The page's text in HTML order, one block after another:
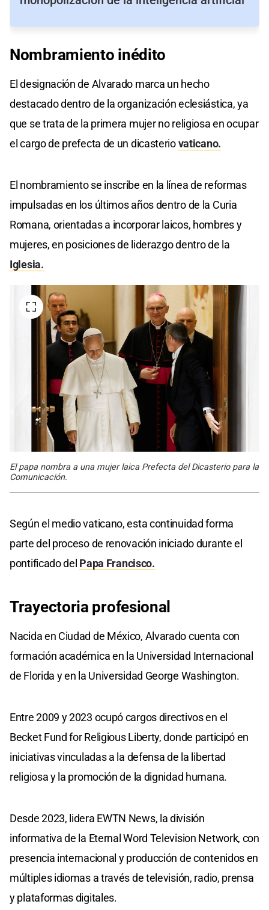
Nombramiento inédito
El designación de Alvarado marca un hecho
destacado dentro de la organización eclesiástica, ya
que se trata de la primera mujer no religiosa en ocupar
el cargo de prefecta de un dicasteriovaticano.
El nombramiento se inscribe en la línea de reformas
impulsadas en los últimos años dentro de la Curia
Romana, orientadas a incorporar laicos, hombres y
mujeres, en posiciones de liderazgo dentro de la
Iglesia.
El papa nombra a una mujer laica Prefecta del Dicasterio para la
Comunicación.
Según el medio vaticano, esta continuidad forma
parte del proceso de renovación iniciado durante el
pontificado del Papa Francisco.
Trayectoria profesional
Nacida en Ciudad de México, Alvarado cuenta con
formación académica en la Universidad Internacional
de Florida y en la Universidad George Washington.
Entre 2009 y 2023 ocupó cargos directivos en el
Becket Fund for Religious Liberty, donde participó en
iniciativas vinculadas a la defensa de la libertad
religiosa y la promoción de la dignidad humana.
Desde 2023, lidera EWTN News, la división
informativa de la Eternal Word Television Network, con
presencia internacional y producción de contenidos en
múltiples idiomas a través de televisión, radio, prensa
y plataformas digitales.